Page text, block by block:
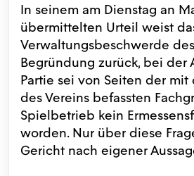
In seinem am Dienstag an
übermittelten Urteil weist
Verwaltungsbeschwerde
Begründung zurück, bei der
Partie sei von Seiten der mit
des Vereins befassten
Spielbetrieb kein
worden. Nur über diese
Gericht nach eigener